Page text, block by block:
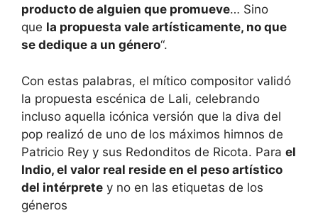
producto de alguien que promueve… Sino
que la propuesta vale artísticamente, no que
se dedique a un género“.
Con estas palabras, el mítico compositor validó
la propuesta escénica de Lali, celebrando
incluso aquella icónica versión que la diva del
pop realizó de uno de los máximos himnos de
Patricio Rey y sus Redonditos de Ricota. Para el
Indio, el valor real reside en el peso artístico
del intérprete y no en las etiquetas de los
géneros